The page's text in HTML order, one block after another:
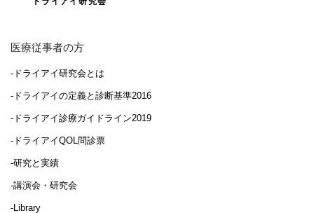
医療従事者の方
-ドライアイ研究会とは
-ドライアイの定義と診断基準2016
-ドライアイ診療ガイドライン2019
-ドライアイQOL問診票
-研究と実績
-講演会・研究会
-Library